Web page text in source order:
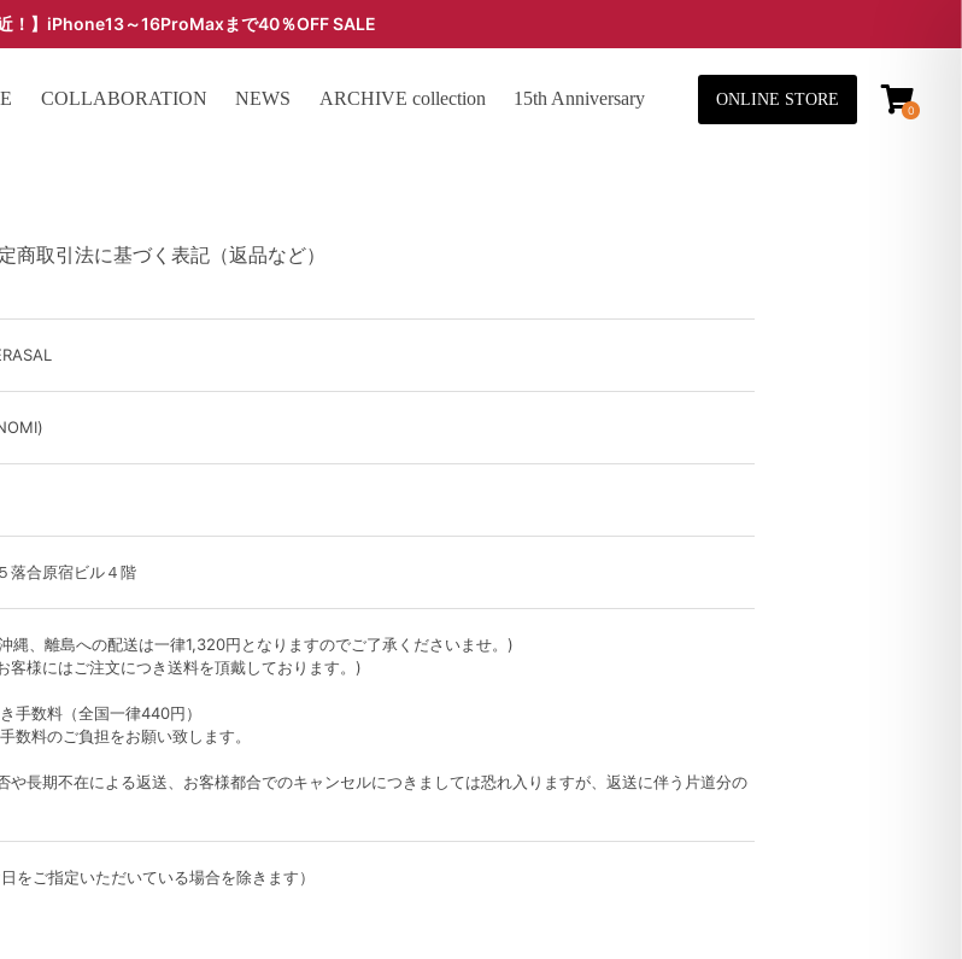
近！】iPhone13～16ProMaxまで40％OFF SALE
COLLABORATION NEWS ARCHIVE collection 15th Anniversary ONLINE STORE
0
商取引法に基づく表記（返品など）
落合原宿ビル４階
、離島への配送は一律1,320円となりますのでご了承くださいませ。)
客様にはご注文につき送料を頂戴しております。)
手数料（全国一律440円）
数料のご負担をお願い致します。
や長期不在による返送、お客様都合でのキャンセルにつきましては恐れ入りますが、返送に伴う片道分の
をご指定いただいている場合を除きます）